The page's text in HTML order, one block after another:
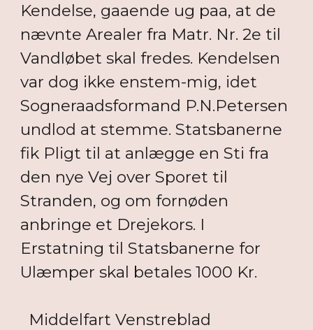
Kendelse, gaaende ug paa, at de
nævnte Arealer fra Matr. Nr. 2e til
Vandløbet skal fredes. Kendelsen
var dog ikke enstem-mig, idet
Sogneraadsformand P.N.Petersen
undlod at stemme. Statsbanerne
fik Pligt til at anlægge en Sti fra
den nye Vej over Sporet til
Stranden, og om fornøden
anbringe et Drejekors. I
Erstatning til Statsbanerne for
Ulæmper skal betales 1000 Kr.
Middelfart Venstreblad